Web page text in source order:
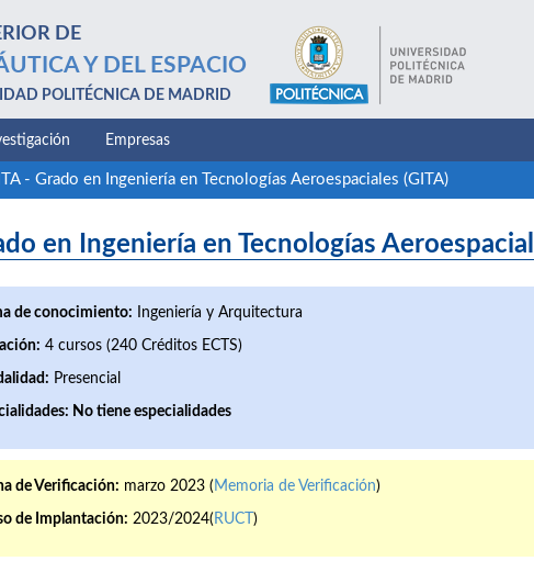
DE
Y DEL ESPACIO
POLITÉCNICA DE MADRID
Empresas
- Grado en Ingeniería en Tecnologías Aeroespaciales (GITA)
en Ingeniería en Tecnologías
de conocimiento: Ingeniería y Arquitectura
4 cursos (240 Créditos ECTS)
Presencial
No tiene especialidades
de Verificación: marzo 2023 ( Memoria de Verificación)
de Implantación: 2023/2024( RUCT )